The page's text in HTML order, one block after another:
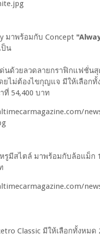
มาพร้อมกับ Concept
ป็น
นด้วยลวดลายกราฟิกแฟชั่น
ยไม่ต้องไขกุญแจ มีให้เลือก
ที่ 54,400 บาท
รูมีสไตล์ มาพร้อมกับล้อแม็ก
Classic มีให้เลือกทั้งหม